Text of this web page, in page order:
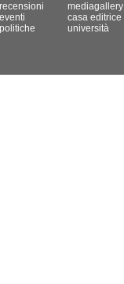
recensioni
eventi
politiche
mediagallery
casa editrice
università